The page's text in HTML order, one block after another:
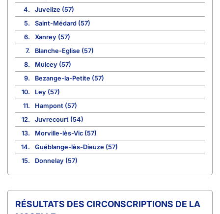
4.
Juvelize (57)
5.
Saint-Médard (57)
6.
Xanrey (57)
7.
Blanche-Eglise (57)
8.
Mulcey (57)
9.
Bezange-la-Petite (57)
10.
Ley (57)
11.
Hampont (57)
12.
Juvrecourt (54)
13.
Morville-lès-Vic (57)
14.
Guéblange-lès-Dieuze (57)
15.
Donnelay (57)
CIRCONSCRIPTIONS DE LA